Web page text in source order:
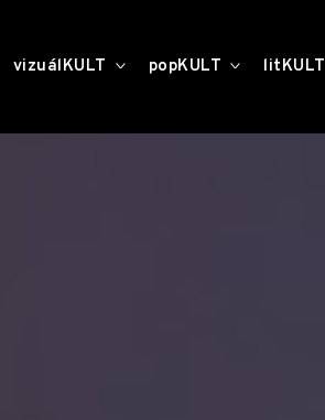
vizuálKULT toggle
child
popKULT toggle
child
litKULT